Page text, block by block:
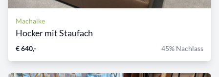
Machalke
Hocker mit Staufach
€ 640,- 45% Nachlass